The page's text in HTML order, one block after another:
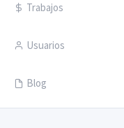
Trabajos
Usuarios
Blog